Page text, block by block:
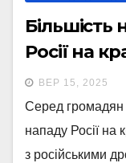
Більшість
Росії на
ВЕР 15, 2025
Серед громадян
нападу Росії на
з російськими